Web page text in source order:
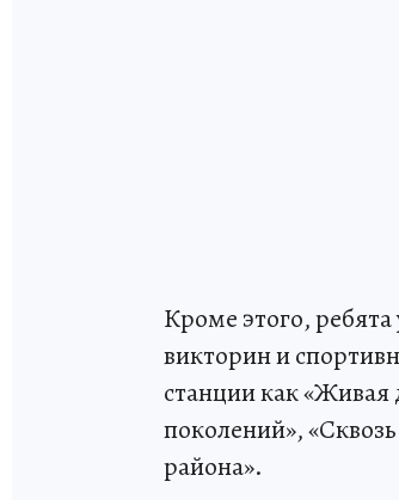
Кроме этого, ребята
викторин и
станции как «Живая
поколений»,
района».